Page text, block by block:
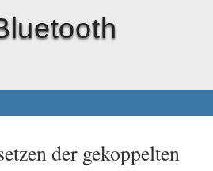
der gekoppelten